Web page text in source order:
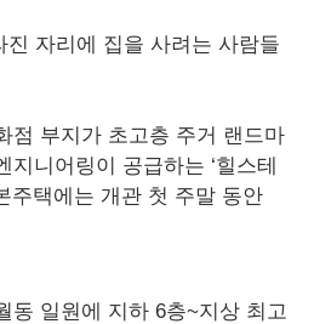
진 자리에 집을 사려는 사람들
점 부지가 초고층 주거 랜드마
지니어링이 공급하는 ‘힐스테
주택에는 개관 첫 주말 동안
동 일원에 지하 6층~지상 최고